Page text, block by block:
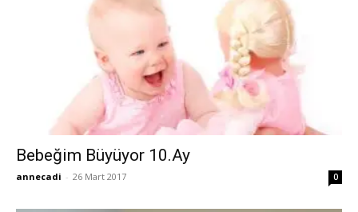
Bebeğim Büyüyor 10.Ay
annecadi - 26 Mart 2017 0